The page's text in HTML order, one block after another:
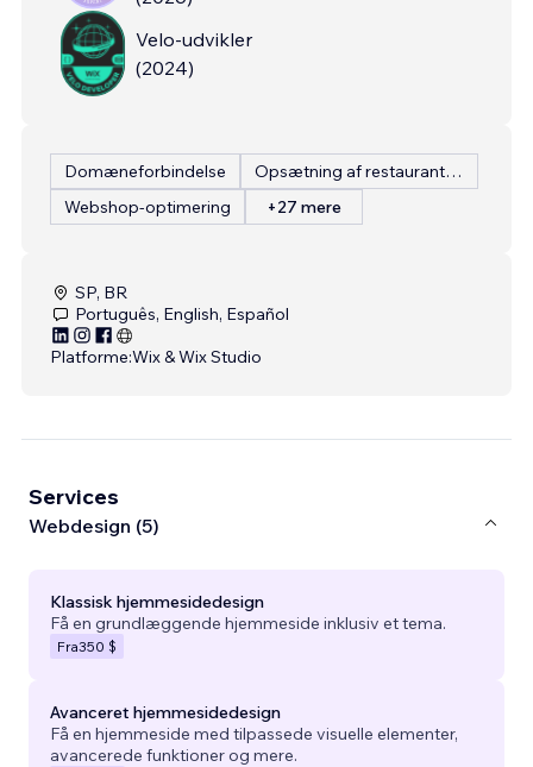
Velo-udvikler
(2024)
Domæneforbindelse
Opsætning af restaurantmenu
Webshop-optimering
+27 mere
SP, BR
Português, English, Español
Platforme:Wix & Wix Studio
Services
Webdesign (5)
Klassisk hjemmesidedesign
Få en grundlæggende hjemmeside inklusiv et tema.
Fra350 $
Avanceret hjemmesidedesign
Få en hjemmeside med tilpassede visuelle elementer,
avancerede funktioner og mere.